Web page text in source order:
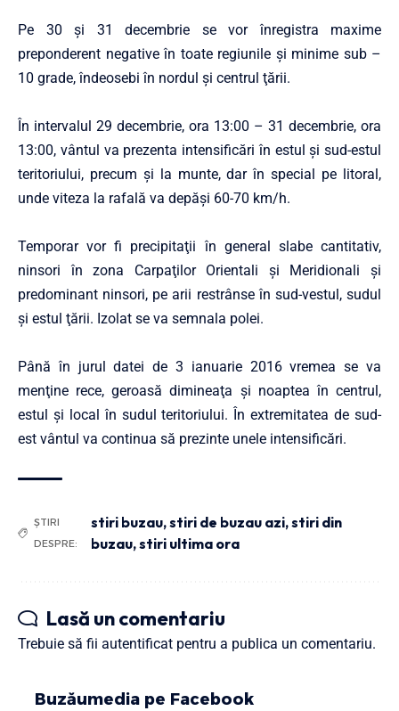
Pe 30 și 31 decembrie se vor înregistra maxime
preponderent negative în toate regiunile şi minime sub –
10 grade, îndeosebi în nordul şi centrul ţării.
În intervalul 29 decembrie, ora 13:00 – 31 decembrie, ora
13:00, vântul va prezenta intensificări în estul şi sud-estul
teritoriului, precum şi la munte, dar în special pe litoral,
unde viteza la rafală va depăşi 60-70 km/h.
Temporar vor fi precipitaţii în general slabe cantitativ,
ninsori în zona Carpaţilor Orientali şi Meridionali şi
predominant ninsori, pe arii restrânse în sud-vestul, sudul
şi estul ţării. Izolat se va semnala polei.
Până în jurul datei de 3 ianuarie 2016 vremea se va
menţine rece, geroasă dimineaţa şi noaptea în centrul,
estul şi local în sudul teritoriului. În extremitatea de sud-
est vântul va continua să prezinte unele intensificări.
ȘTIRI
DESPRE:
stiri buzau,stiri de buzau azi,stiri din
buzau,stiri ultima ora
Lasă un comentariu
Trebuie să fii autentificat pentru a publica un comentariu.
Buzăumedia pe Facebook